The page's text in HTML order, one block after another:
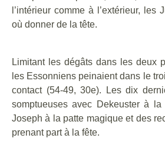
l’intérieur comme à l’extérieur, les
où donner de la tête.
Limitant les dégâts dans les deux
les Essonniens peinaient dans le
contact (54-49, 30e). Les dix
somptueuses avec Dekeuster à
Joseph à la patte magique et des
prenant part à la fête.